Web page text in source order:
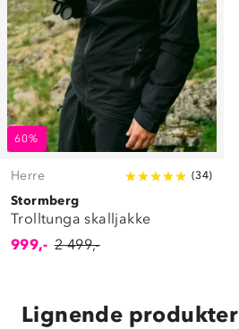
60%
Herre (34)
Stormberg
Trolltunga skalljakke
999,- 2 499,-
Lignende produkter